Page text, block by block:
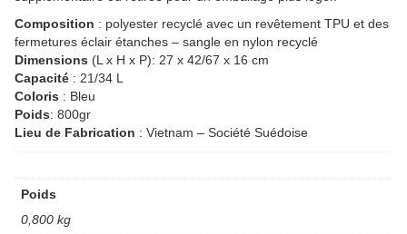
Composition : polyester recyclé avec un revêtement TPU et des
fermetures éclair étanches – sangle en nylon recyclé
Dimensions (L x H x P): 27 x 42/67 x 16 cm
Capacité : 21/34 L
Coloris : Bleu
Poids: 800gr
Lieu de Fabrication : Vietnam – Société Suédoise
Poids
0,800 kg